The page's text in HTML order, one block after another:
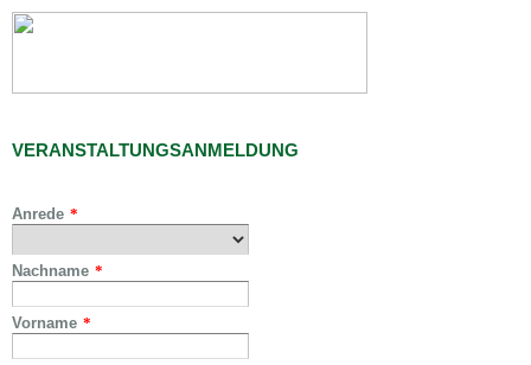
VERANSTALTUNGSANMELDUNG
Anrede *
Nachname *
Vorname *